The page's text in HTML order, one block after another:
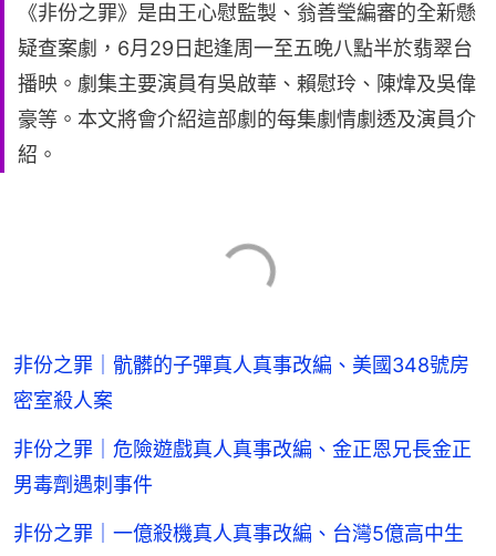
《非份之罪》是由王心慰監製、翁善瑩編審的全新懸
疑查案劇，6月29日起逢周一至五晚八點半於翡翠台
播映。劇集主要演員有吳啟華、賴慰玲、陳煒及吳偉
豪等。本文將會介紹這部劇的每集劇情劇透及演員介
紹。
非份之罪｜骯髒的子彈真人真事改編、美國348號房
密室殺人案
非份之罪｜危險遊戲真人真事改編、金正恩兄長金正
男毒劑遇刺事件
非份之罪｜一億殺機真人真事改編、台灣5億高中生